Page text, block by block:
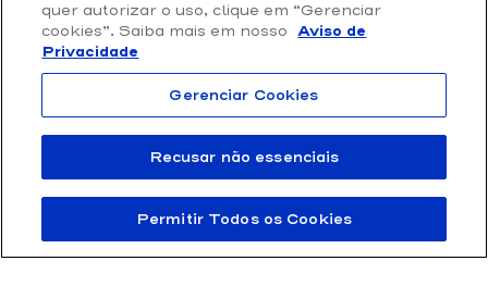
Termos de Uso
quer autorizar o uso, clique em “Gerenciar
cookies”. Saiba mais em nosso
Aviso de
Privacidade
Gerenciar Cookies
Recusar não essenciais
Permitir Todos os Cookies